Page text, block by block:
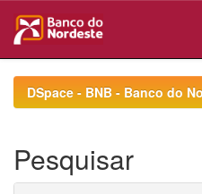
navigationDSpace - BNB - Banco do
Pesquisar